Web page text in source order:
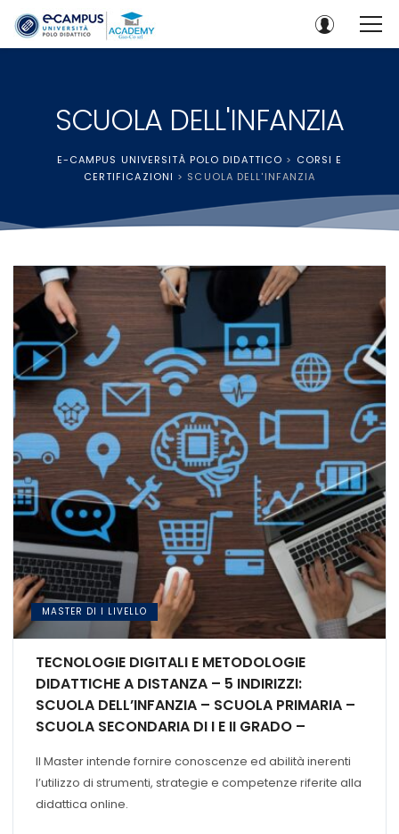
SCUOLA DELL'INFANZIA
E-CAMPUS UNIVERSITÀ POLO DIDATTICO > CORSI E
CERTIFICAZIONI > SCUOLA DELL'INFANZIA
MASTER DI I LIVELLO
TECNOLOGIE DIGITALI E METODOLOGIE
DIDATTICHE A DISTANZA – 5 INDIRIZZI:
SCUOLA DELL’INFANZIA – SCUOLA PRIMARIA –
SCUOLA SECONDARIA DI I E II GRADO –
CONTINUA E NEI
Il Master intende fornire conoscenze ed abilità inerenti
l’utilizzo di strumenti, strategie e competenze riferite alla
didattica online.